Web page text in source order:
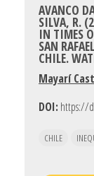
AVANCO
SILVA, R.
IN TIMES
SAN
CHILE.
Mayarí
DOI: https://
CHILE